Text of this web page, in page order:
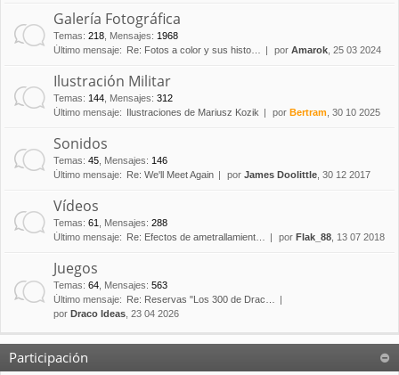
Galería Fotográfica
Temas: 218 Mensajes: 1968
Último mensaje:
Re: Fotos a color y sus histo… por Amarok , 25 03 2024
Ilustración Militar
Temas: 144 Mensajes: 312
Último mensaje:
Ilustraciones de Mariusz Kozik por Bertram , 30 10 2025
Sonidos
Temas: 45 Mensajes: 146
Último mensaje:
Re: We'll Meet Again por James Doolittle , 30 12 2017
Vídeos
Temas: 61 Mensajes: 288
Último mensaje:
Re: Efectos de ametrallamient… por Flak_88 , 13 07 2018
Juegos
Temas: 64 Mensajes: 563
Último mensaje:
Re: Reservas "Los 300 de Drac…
por Draco Ideas , 23 04 2026
Participación